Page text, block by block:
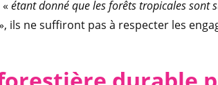
étant donné que les forêts tropicales sont
ils ne suffiront pas à respecter les